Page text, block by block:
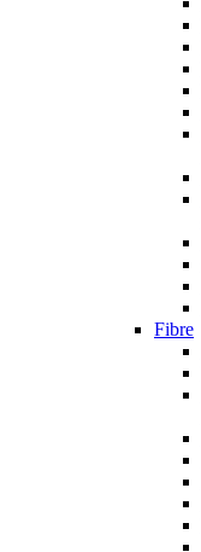
Fibre